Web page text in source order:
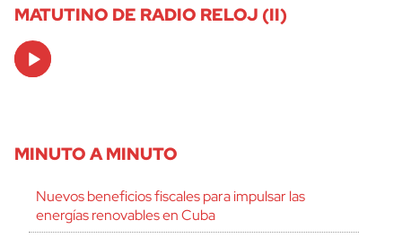
MATUTINO DE RADIO RELOJ (II)
Audio
Player
MINUTO A MINUTO
Nuevos beneficios fiscales para impulsar las
energías renovables en Cuba